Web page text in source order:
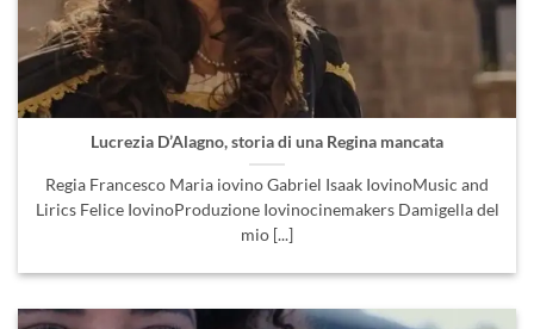
Lucrezia D’Alagno, storia di una Regina mancata
Regia Francesco Maria iovino Gabriel Isaak IovinoMusic and
Lirics Felice IovinoProduzione Iovinocinemakers Damigella del
mio [...]